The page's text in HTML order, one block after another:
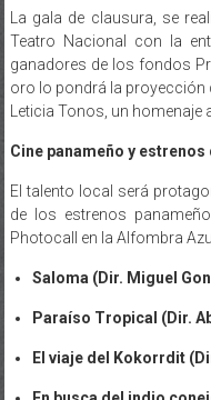
La gala de clausura, se
Teatro Nacional con la
ganadores de los fondos
oro lo pondrá la proyección
Leticia Tonos, un homenaje
Cine panameño y
El talento local será
de los estrenos
Photocall en la Alfombra
Saloma (Dir. Miguel
Paraíso Tropical (Dir.
El viaje del Kokorrdit